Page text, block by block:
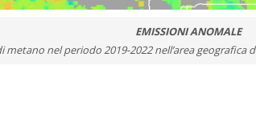
EMISSIONI ANOMALE
nel periodo 2019-2022 nell’area geografica